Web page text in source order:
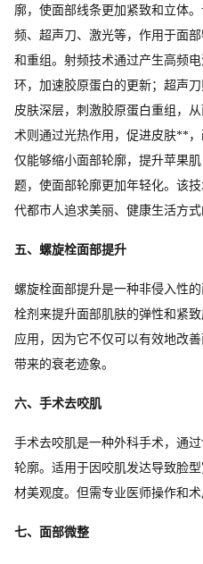
廓，使面部线条更加紧致和立体
频、超声刀、激光等，作用于面
和重组。射频技术通过产生高频
环，加速胶原蛋白的更新；超声
皮肤深层，刺激胶原蛋白重组，
术则通过光热作用，促进皮肤**
仅能够缩小面部轮廓，提升苹果
题，使面部轮廓更加年轻化。该
代都市人追求美丽、健康生活方式
五、螺旋栓面部提升
螺旋栓面部提升是一种非侵入性
栓剂来提升面部肌肤的弹性和紧
应用，因为它不仅可以有效地改
带来的衰老迹象。
六、手术去咬肌
手术去咬肌是一种外科手术，通
轮廓。适用于因咬肌发达导致脸
材美观度。但需专业医师操作和
七、面部微整